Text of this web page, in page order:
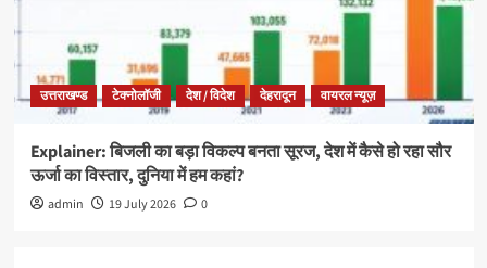
उत्तराखण्ड टेक्नोलॉजी देश / विदेश देहरादून वायरल न्यूज़
Explainer: बिजली का बड़ा विकल्प बनता सूरज, देश में कैसे हो रहा सौर
ऊर्जा का विस्तार, दुनिया में हम कहां?
admin 19 July 2026 0